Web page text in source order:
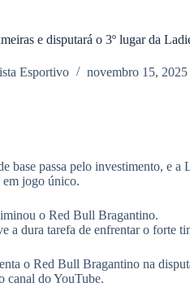
e disputará o 3º lugar da
Esportivo novembro 15, 2025
base passa pelo investimento, e
em jogo único.
o Red Bull Bragantino.
a dura tarefa de enfrentar o forte
o Red Bull Bragantino na
canal do YouTube.